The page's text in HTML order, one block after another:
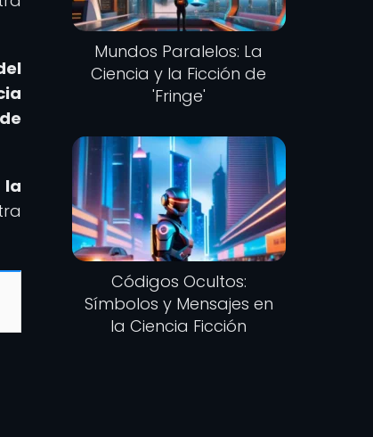
Mundos Paralelos: La
Ciencia y la Ficción de
'Fringe'
Códigos Ocultos:
Símbolos y Mensajes en
la Ciencia Ficción